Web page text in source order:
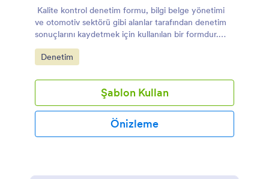
Kalite kontrol denetim formu, bilgi belge yönetimi
ve otomotiv sektörü gibi alanlar tarafından denetim
sonuçlarını kaydetmek için kullanılan bir formdur.
Kodlama gerektirmez!
Go to Category:
Denetim
Şablon Kullan
Önizleme